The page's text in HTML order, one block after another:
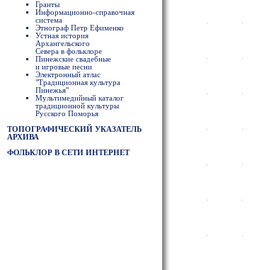
Гранты
Информационно-справочная
система
Этнограф Петр Ефименко
Устная история
Архангельского
Севера в фольклоре
Пинежские свадебные
и игровые песни
Электронный атлас
"Традиционная культура
Пинежья"
Мультимедийный каталог
традиционной культуры
Русского Поморья
ТОПОГРАФИЧЕСКИЙ УКАЗАТЕЛЬ
АРХИВА
ФОЛЬКЛОР В СЕТИ ИНТЕРНЕТ